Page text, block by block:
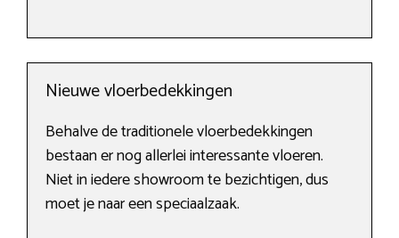
Nieuwe vloerbedekkingen
Behalve de traditionele vloerbedekkingen
bestaan er nog allerlei interessante vloeren.
Niet in iedere showroom te bezichtigen, dus
moet je naar een speciaalzaak.